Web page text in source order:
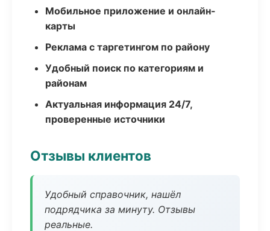
Мобильное приложение и онлайн-
карты
Реклама с таргетингом по району
Удобный поиск по категориям и
районам
Актуальная информация 24/7,
проверенные источники
Отзывы клиентов
Удобный справочник, нашёл
подрядчика за минуту. Отзывы
реальные.